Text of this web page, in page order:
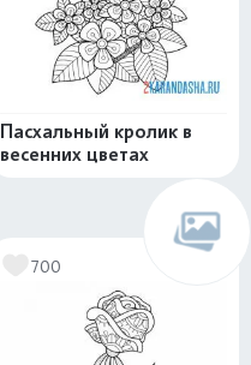
Пасхальный кролик в
весенних цветах
700